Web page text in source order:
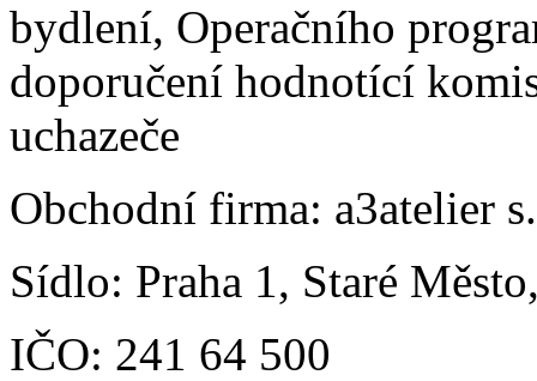
bydlení, Operačního
doporučení hodnotící
uchazeče
Obchodní firma: a3atelier
Sídlo: Praha 1, Staré
IČO: 241 64 500